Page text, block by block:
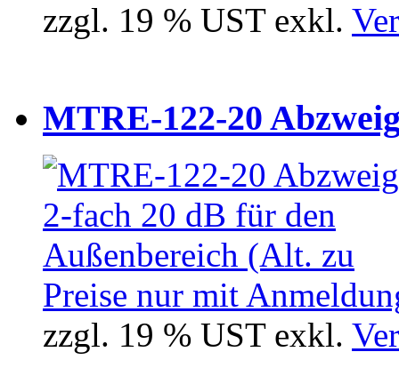
zzgl. 19 % UST exkl.
MTRE-122-20
Preise nur mit
zzgl. 19 % UST exkl.